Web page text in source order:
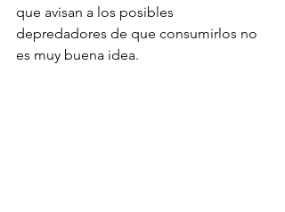
que avisan a los posibles
depredadores de que consumirlos no
es muy buena idea.